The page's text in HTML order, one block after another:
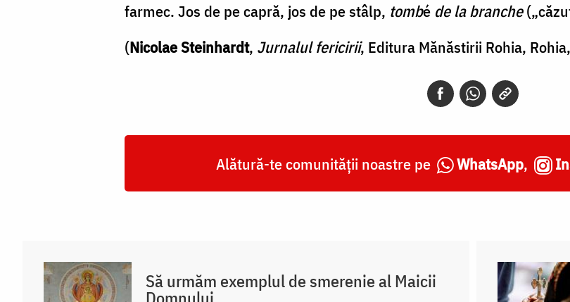
farmec. Jos de pe capră, jos de pe stâlp, tombé de la branche
(Nicolae Steinhardt, Jurnalul fericirii, Editura Mănăstirii Rohia,
Alătură-te comunității noastre pe WhatsApp,
Să urmăm exemplul de smerenie al Maicii